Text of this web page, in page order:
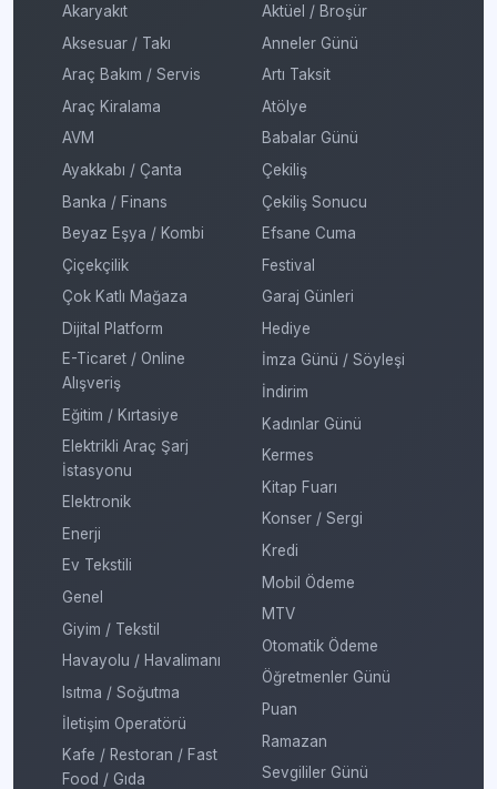
Akaryakıt
Aksesuar / Takı
Araç Bakım / Servis
Araç Kiralama
AVM
Ayakkabı / Çanta
Banka / Finans
Beyaz Eşya / Kombi
Çiçekçilik
Çok Katlı Mağaza
Dijital Platform
E-Ticaret / Online
Alışveriş
Eğitim / Kırtasiye
Elektrikli Araç Şarj
İstasyonu
Elektronik
Enerji
Ev Tekstili
Genel
Giyim / Tekstil
Havayolu / Havalimanı
Isıtma / Soğutma
İletişim Operatörü
Kafe / Restoran / Fast
Food / Gıda
Aktüel / Broşür
Anneler Günü
Artı Taksit
Atölye
Babalar Günü
Çekiliş
Çekiliş Sonucu
Efsane Cuma
Festival
Garaj Günleri
Hediye
İmza Günü / Söyleşi
İndirim
Kadınlar Günü
Kermes
Kitap Fuarı
Konser / Sergi
Kredi
Mobil Ödeme
MTV
Otomatik Ödeme
Öğretmenler Günü
Puan
Ramazan
Sevgililer Günü